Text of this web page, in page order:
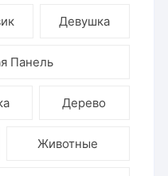
Девушка
Панель
Дерево
Животные